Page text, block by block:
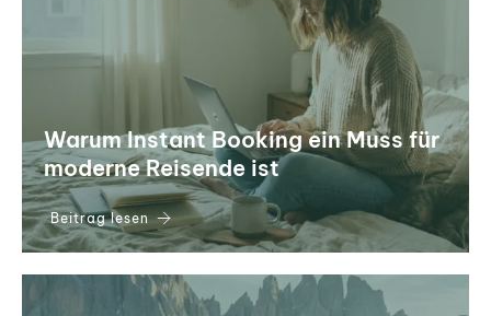
Warum Instant Booking ein Muss für
moderne Reisende ist
Beitrag lesen